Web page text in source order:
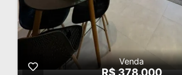
Venda
R$ 378.000